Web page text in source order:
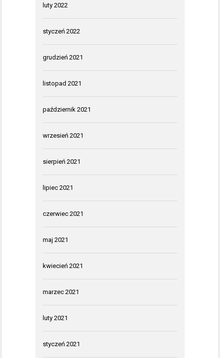
luty 2022
styczeń 2022
grudzień 2021
listopad 2021
październik 2021
wrzesień 2021
sierpień 2021
lipiec 2021
czerwiec 2021
maj 2021
kwiecień 2021
marzec 2021
luty 2021
styczeń 2021